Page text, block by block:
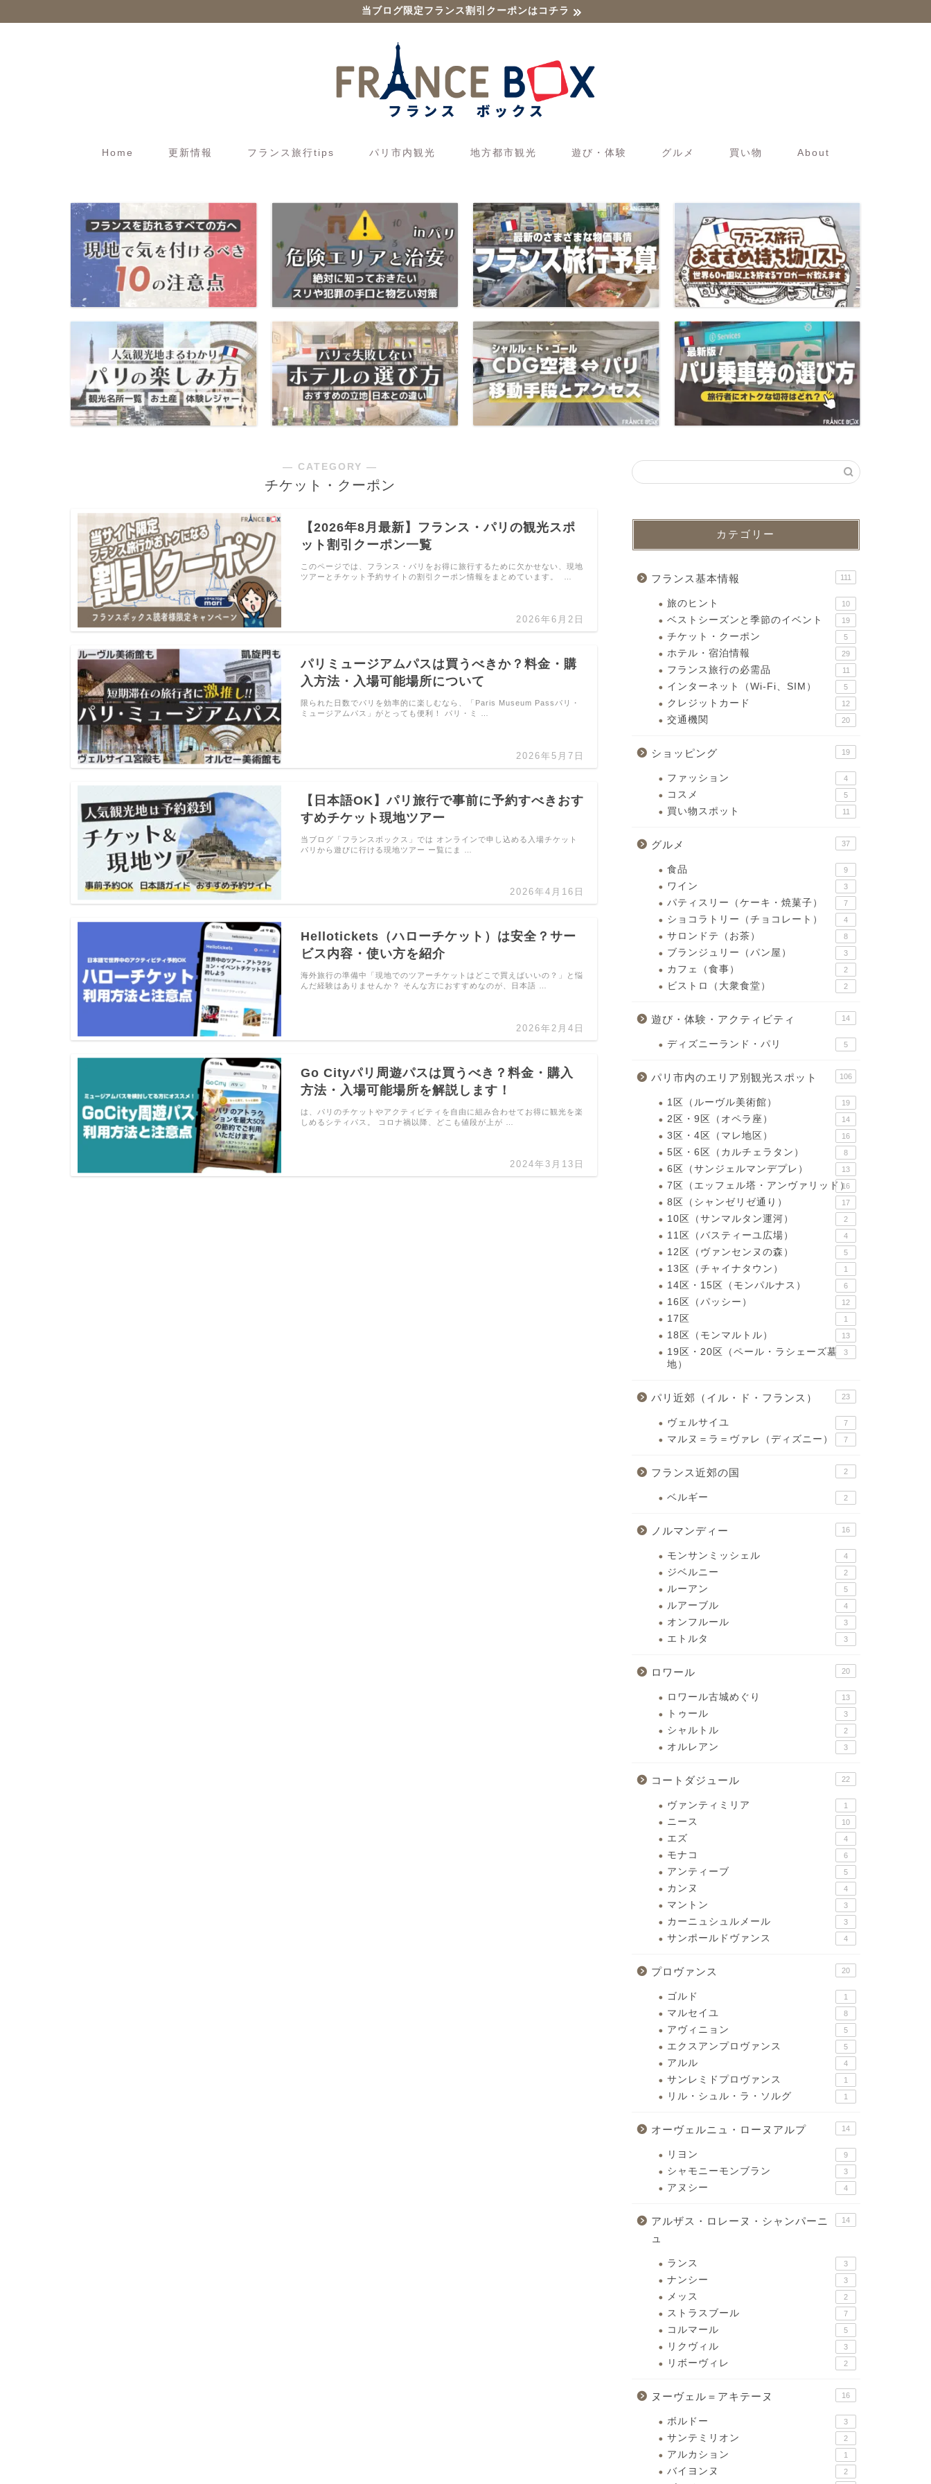
当ブログ限定フランス割引クーポンはコチラ
Home 更新情報 フランス旅行tips パリ市内観光 地方都市観光 遊び・体験 グルメ 買い物 About
― CATEGORY ―
チケット・クーポン
【2026年8月最新】フランス・パリの観光スポ
ット割引クーポン一覧
2026年6月2日
このページでは、フランス・パリをお得に旅行するために欠かせない、現地
ツアーとチケット予約サイトの割引クーポン情報をまとめています。 …
パリミュージアムパスは買うべきか？料金・購
入方法・入場可能場所について
2026年5月7日
限られた日数でパリを効率的に楽しむなら、「Paris Museum Passパリ・
ミュージアムパス」がとっても便利！ パリ・ミ …
【日本語OK】パリ旅行で事前に予約すべきおす
すめチケット現地ツアー
2026年4月16日
当ブログ「フランスボックス」では オンラインで申し込める入場チケット
パリから遊びに行ける現地ツアー ー覧にま …
Hellotickets（ハローチケット）は安全？サー
ビス内容・使い方を紹介
2026年2月4日
海外旅行の準備中「現地でのツアーチケットはどこで買えばいいの？」と悩
んだ経験はありませんか？ そんな方におすすめなのが、日本語 …
Go Cityパリ周遊パスは買うべき？料金・購入
方法・入場可能場所を解説します！
2024年3月13日
は、パリのチケットやアクティビティを自由に組み合わせてお得に観光を楽
しめるシティパス。 コロナ禍以降、どこも値段が上が …
カテゴリー
フランス基本情報 111
旅のヒント 10
ベストシーズンと季節のイベント 19
チケット・クーポン 5
ホテル・宿泊情報 29
フランス旅行の必需品 11
インターネット（Wi-Fi、SIM） 5
クレジットカード 12
交通機関 20
ショッピング 19
ファッション 4
コスメ 5
買い物スポット 11
グルメ 37
食品 9
ワイン 3
パティスリー（ケーキ・焼菓子） 7
ショコラトリー（チョコレート） 4
サロンドテ（お茶） 8
ブランジュリー（パン屋） 3
カフェ（食事） 2
ビストロ（大衆食堂） 2
遊び・体験・アクティビティ 14
ディズニーランド・パリ 5
パリ市内のエリア別観光スポット 106
1区（ルーヴル美術館） 19
2区・9区（オペラ座） 14
3区・4区（マレ地区） 16
5区・6区（カルチェラタン） 8
6区（サンジェルマンデプレ） 13
7区（エッフェル塔・アンヴァリッド）
16
8区（シャンゼリゼ通り） 17
10区（サンマルタン運河） 2
11区（バスティーユ広場） 4
12区（ヴァンセンヌの森） 5
13区（チャイナタウン） 1
14区・15区（モンパルナス） 6
16区（パッシー） 12
17区 1
18区（モンマルトル） 13
19区・20区（ペール・ラシェーズ墓
地）
3
パリ近郊（イル・ド・フランス） 23
ヴェルサイユ 7
マルヌ＝ラ＝ヴァレ（ディズニー） 7
フランス近郊の国 2
ベルギー 2
ノルマンディー 16
モンサンミッシェル 4
ジベルニー 2
ルーアン 5
ルアーブル 4
オンフルール 3
エトルタ 3
ロワール 20
ロワール古城めぐり 13
トゥール 3
シャルトル 2
オルレアン 3
コートダジュール 22
ヴァンティミリア 1
ニース 10
エズ 4
モナコ 6
アンティーブ 5
カンヌ 4
マントン 3
カーニュシュルメール 3
サンポールドヴァンス 4
プロヴァンス 20
ゴルド 1
マルセイユ 8
アヴィニョン 5
エクスアンプロヴァンス 5
アルル 4
サンレミドプロヴァンス 1
リル・シュル・ラ・ソルグ 1
オーヴェルニュ・ローヌアルプ 14
リヨン 9
シャモニーモンブラン 3
アヌシー 4
アルザス・ロレーヌ・シャンパーニ
ュ
14
ランス 3
ナンシー 3
メッス 2
ストラスブール 7
コルマール 5
リクヴィル 3
リボーヴィレ 2
ヌーヴェル＝アキテーヌ 16
ボルドー 3
サンテミリオン 2
アルカション 1
バイヨンヌ 2